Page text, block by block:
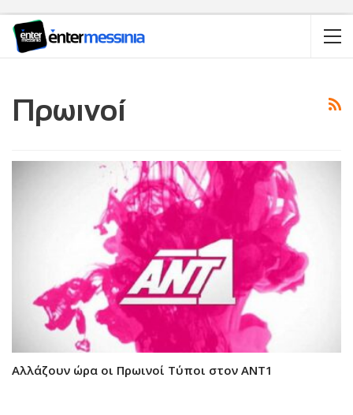
Πρωινοί
Αλλάζουν ώρα οι Πρωινοί Τύποι στον ΑΝΤ1